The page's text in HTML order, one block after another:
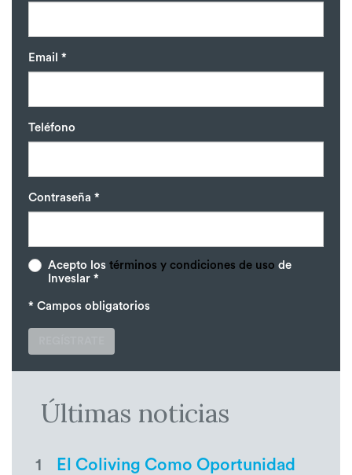
Email *
Teléfono
Contraseña *
Acepto los términos y condiciones de uso de
Inveslar *
* Campos obligatorios
Últimas noticias
1
El Coliving Como Oportunidad